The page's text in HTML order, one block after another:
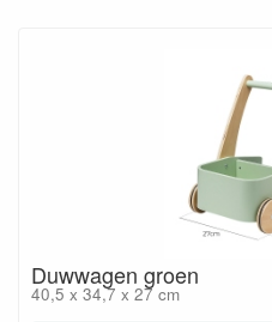
Duwwagen groen
40,5 x 34,7 x 27 cm